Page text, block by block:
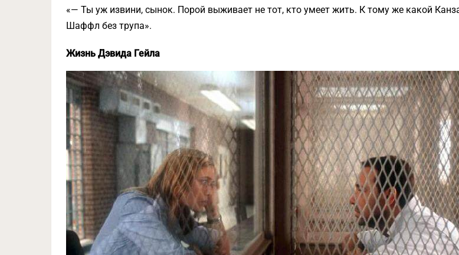
«— Ты уж извини, сынок. Порой выживает не тот, кто умеет жить. К тому же какой
Шаффл без трупа».
Жизнь Дэвида Гейла